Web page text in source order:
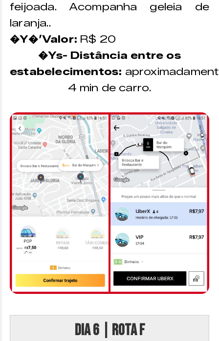
feijoada. Acompanha geleia de
laranja..
�Y�’Valor: R$ 20
�Ys- Distância entre os
estabelecimentos:
4 min de carro.
DIA 6 | Rota F